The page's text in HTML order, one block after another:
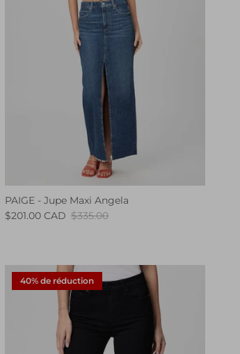
PAIGE - Jupe Maxi Angela
$201.00 CAD $335.00
40% de réduction